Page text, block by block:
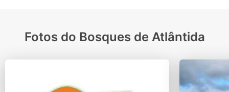
Fotos do Bosques de Atlântida